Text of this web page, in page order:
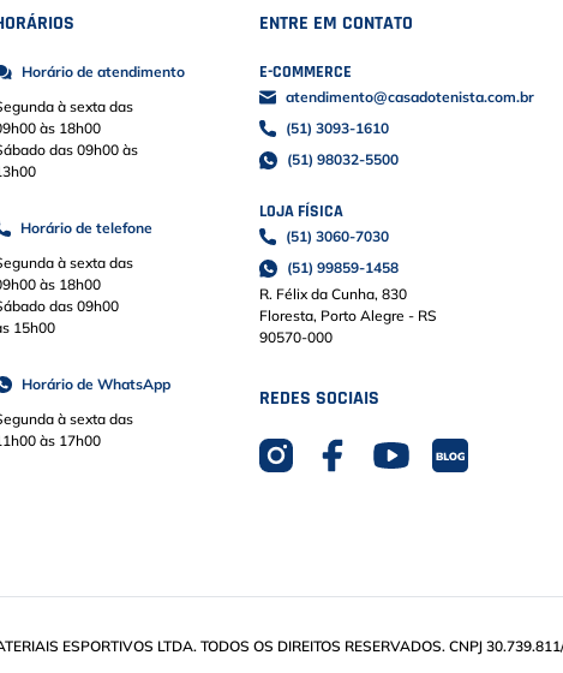
Horário de atendimento
à sexta das
às 18h00
das 09h00 às
Horário de telefone
à sexta das
às 18h00
das 09h00
15h00
Horário de WhatsApp
à sexta das
às 17h00
ENTRE EM CONTATO
E-COMMERCE
atendimento@casadotenista.com.br
(51) 3093-1610
(51) 98032-5500
LOJA FÍSICA
(51) 3060-7030
(51) 99859-1458
R. Félix da Cunha, 830
Floresta, Porto Alegre - RS
90570-000
REDES SOCIAIS
ESPORTIVOS LTDA. TODOS OS DIREITOS RESERVADOS. CNPJ